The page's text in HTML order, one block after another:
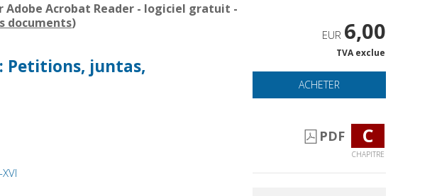
Adobe Acrobat Reader - logiciel gratuit -
documents)
Petitions, juntas,
EUR 6,00
TVA exclue
ACHETER
PDF C
CHAPITRE